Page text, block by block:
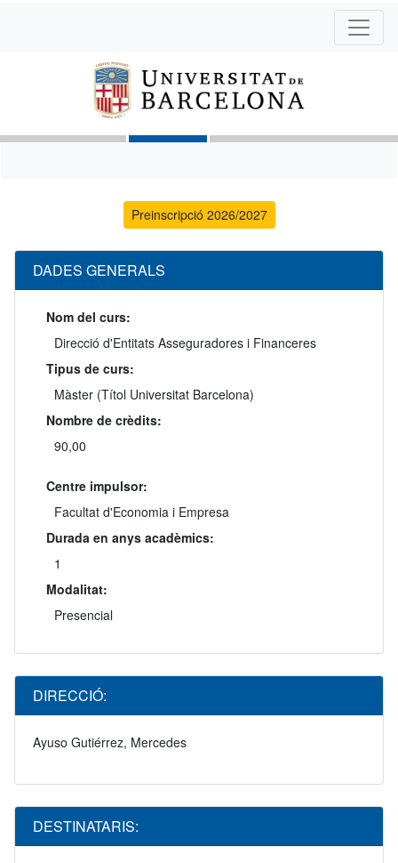
Preinscripció 2026/2027
DADES GENERALS
Nom del curs:
Direcció d'Entitats Asseguradores i Financeres
Tipus de curs:
Màster (Títol Universitat Barcelona)
Nombre de crèdits:
90,00
Centre impulsor:
Facultat d'Economia i Empresa
Durada en anys acadèmics:
1
Modalitat:
Presencial
DIRECCIÓ:
Ayuso Gutiérrez, Mercedes
DESTINATARIS: